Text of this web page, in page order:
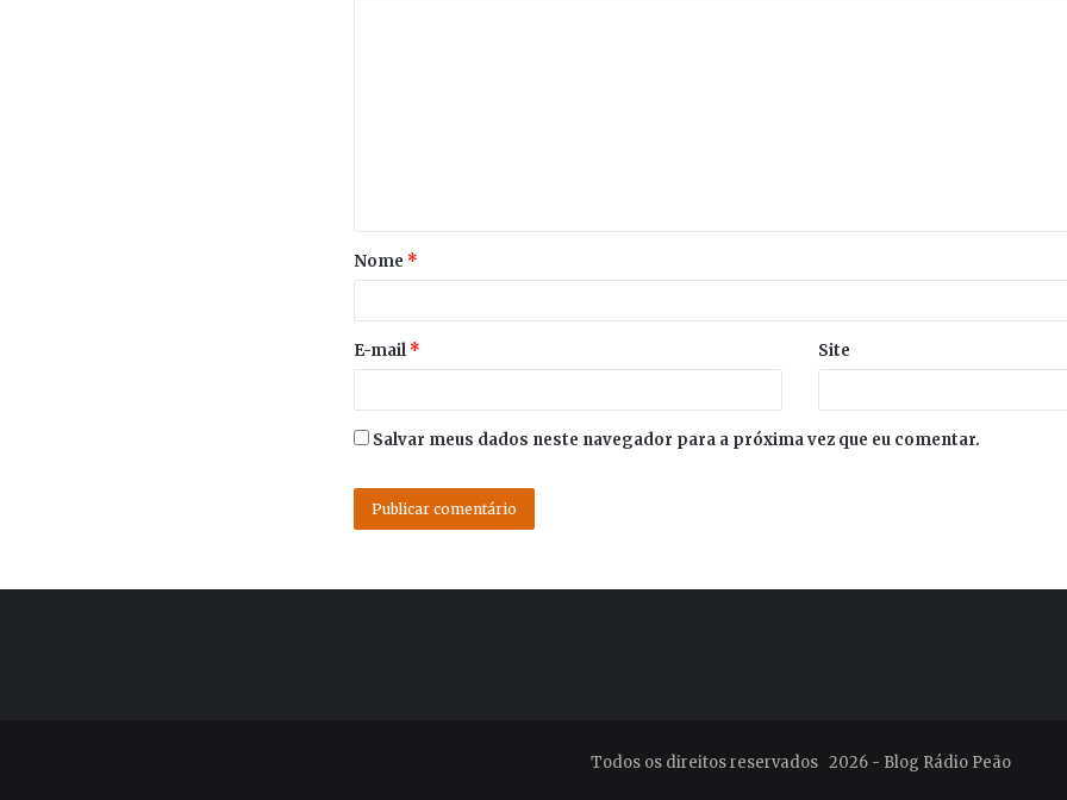
Nome *
E-mail * Site
Salvar meus dados neste navegador para a próxima vez que eu comentar.
Todos os direitos reservados 2026 - Blog Rádio Peão